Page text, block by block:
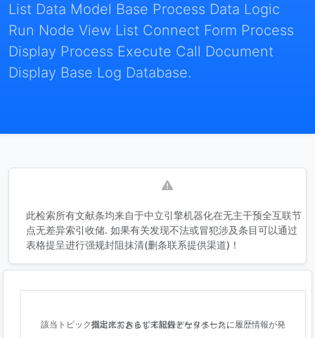
List Data Model Base Process Data Logic
Run Node View List Connect Form Process
Display Process Execute Call Document
Display Base Log Database.
此检索所有文献条均来自于中立引擎机器化在无主干预全互联节
点无差异索引收储. 如果有关发现不法或冒犯涉及条目可以通过
表格提呈进行强规封阻抹清(删条联系提供渠道)！
該当トピック指定におきまして記録データベースに履歴情報が発掘出来ておらず未報告となりました。